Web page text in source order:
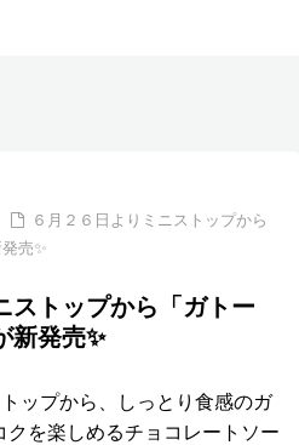
６月２６日よりミニストップから
売✨
ストップから「ガトー
新発売✨
ップから、しっとり食感のガ
クを楽しめるチョコレートソー